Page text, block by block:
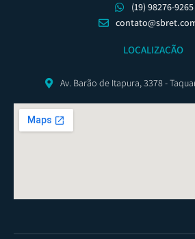
(19) 98276-9265
LOCALIZAÇÃO
Av. Barão de Itapura, 3378 -